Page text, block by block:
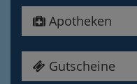
Apotheken
Gutscheine